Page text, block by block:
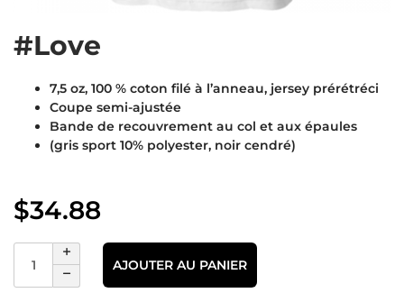
#Love
7,5 oz, 100 % coton filé à l’anneau, jersey prérétréci
Coupe semi-ajustée
Bande de recouvrement au col et aux épaules
(gris sport 10% polyester, noir cendré)
$34.88
AJOUTER AU PANIER